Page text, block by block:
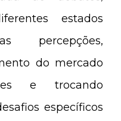
estados
percepções,
do mercado
e trocando
específicos